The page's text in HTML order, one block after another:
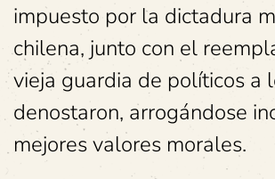
impuesto por la dictadura
chilena, junto con el
vieja guardia de políticos a
denostaron, arrogándose
mejores valores morales.